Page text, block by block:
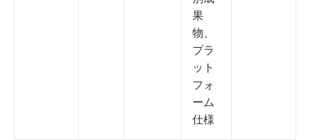
果
物、
プラ
ット
フォ
ーム
仕様